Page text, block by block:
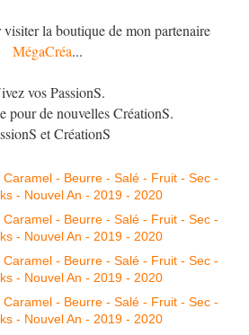
la boutique de mon partenaire
MégaCréa...
vos PassionS.
pour de nouvelles CréationS.
et CréationS